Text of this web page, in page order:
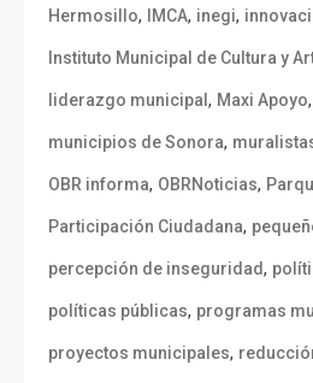
Hermosillo, IMCA, inegi,
Instituto Municipal de Cultura y
liderazgo municipal , Maxi Apoyo,
municipios de Sonora,
OBR informa, OBRNoticias,
Participación Ciudadana,
percepción de inseguridad,
políticas públicas, programas
proyectos municipales,